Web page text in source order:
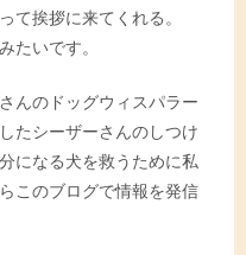
て挨拶に来てくれる。
たいです。
んのドッグウィスパラー
たシーザーさんのしつけ
になる犬を救うために私
このブログで情報を発信